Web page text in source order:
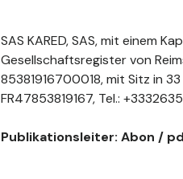
SAS KARED, SAS, mit einem
Gesellschaftsregister von
85381916700018, mit Sitz in
FR47853819167, Tel.:
Publikationsleiter: Abon /